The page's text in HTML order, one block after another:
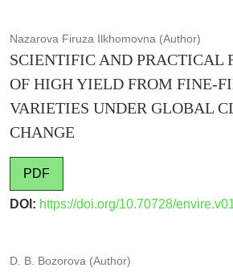
Nazarova Firuza Ilkhomovna (Author)
SCIENTIFIC AND PRACTICAL
OF HIGH YIELD FROM FINE-
VARIETIES UNDER GLOBAL
CHANGE
PDF
DOI: https://doi.org/10.70728/
D. B. Bozorova (Author)